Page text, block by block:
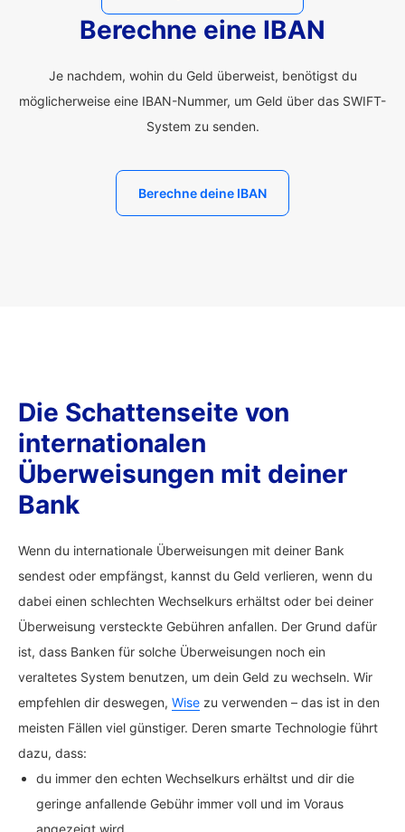
Berechne eine IBAN
Je nachdem, wohin du Geld überweist, benötigst du
möglicherweise eine IBAN-Nummer, um Geld über das SWIFT-
System zu senden.
Berechne deine IBAN
Die Schattenseite von
internationalen
Überweisungen mit deiner
Bank
Wenn du internationale Überweisungen mit deiner Bank
sendest oder empfängst, kannst du Geld verlieren, wenn du
dabei einen schlechten Wechselkurs erhältst oder bei deiner
Überweisung versteckte Gebühren anfallen. Der Grund dafür
ist, dass Banken für solche Überweisungen noch ein
veraltetes System benutzen, um dein Geld zu wechseln. Wir
empfehlen dir deswegen, Wise zu verwenden – das ist in den
meisten Fällen viel günstiger. Deren smarte Technologie führt
dazu, dass:
du immer den echten Wechselkurs erhältst und dir die
geringe anfallende Gebühr immer voll und im Voraus
angezeigt wird.